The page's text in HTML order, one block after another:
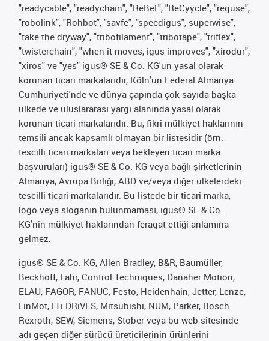
"readycable", "readychain", "ReBeL", "ReCyycle", "reguse",
"robolink", "Rohbot", "savfe", "speedigus", superwise",
"take the dryway", "tribofilament", "tribotape", "triflex",
"twisterchain", "when it moves, igus improves", "xirodur",
"xiros" ve "yes" igus® SE & Co. KG'un yasal olarak
korunan ticari markalarıdır, Köln'ün Federal Almanya
Cumhuriyeti'nde ve dünya çapında çok sayıda başka
ülkede ve uluslararası yargı alanında yasal olarak
korunan ticari markalarıdır. Bu, fikri mülkiyet haklarının
temsili ancak kapsamlı olmayan bir listesidir (örn.
tescilli ticari markaları veya bekleyen ticari marka
başvuruları) igus® SE & Co. KG veya bağlı şirketlerinin
Almanya, Avrupa Birliği, ABD ve/veya diğer ülkelerdeki
tescilli ticari markalarıdır. Bu listede bir ticari marka,
logo veya sloganın bulunmaması, igus® SE & Co.
KG'nin mülkiyet haklarından feragat ettiği anlamına
gelmez.
igus® SE & Co. KG, Allen Bradley, B&R, Baumüller,
Beckhoff, Lahr, Control Techniques, Danaher Motion,
ELAU, FAGOR, FANUC, Festo, Heidenhain, Jetter, Lenze,
LinMot, LTi DRiVES, Mitsubishi, NUM, Parker, Bosch
Rexroth, SEW, Siemens, Stöber veya bu web sitesinde
adı geçen diğer sürücü üreticilerinin ürünlerini